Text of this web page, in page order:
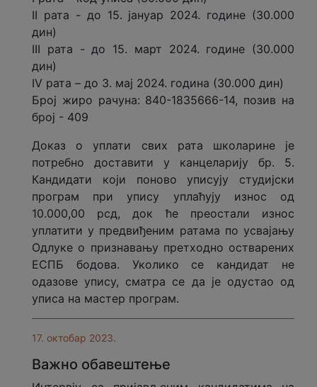
II рата - до 15. јануар 2024. године (30.000
дин)
III рата - до 15. март 2024. године (30.000
дин)
IV рата – до 3. мај 2024. година (30.000 дин)
Број жиро рачуна: 840-1835666-14, позив на
број - 409
Доказ о уплати свих рата школарине је
потребно доставити у канцеларију бр. 5.
Кандидати који поново уписују студијски
програм при упису уплаћују износ од
10.000,00 рсд, док ће преостали износ
уплатити у предвиђеним ратама по усвајању
Одлуке о признавању претходно остварених
ЕСПБ бодова. Уколико се кандидат не
одазове упису, сматра се да је одустао од
уписа на мастер програм.
17. октобар 2023.
Важно обавештење